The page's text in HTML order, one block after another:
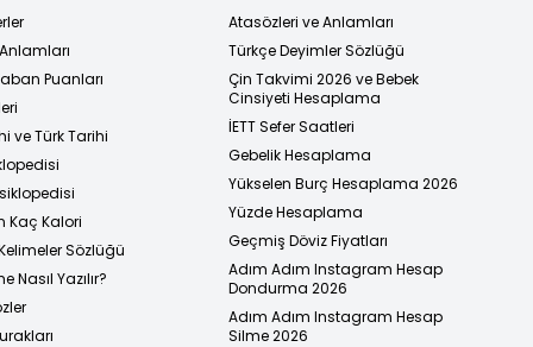
Puanları
ve Türk Tarihi
Kaç Kalori
Sözlüğü
Nasıl Yazılır?
Atasözleri ve Anlamları
Türkçe Deyimler Sözlüğü
Çin Takvimi 2026 ve Bebek
Cinsiyeti Hesaplama
İETT Sefer Saatleri
Gebelik Hesaplama
Yükselen Burç Hesaplama 2026
Yüzde Hesaplama
Geçmiş Döviz Fiyatları
Adım Adım Instagram Hesap
Dondurma 2026
Adım Adım Instagram Hesap
Silme 2026